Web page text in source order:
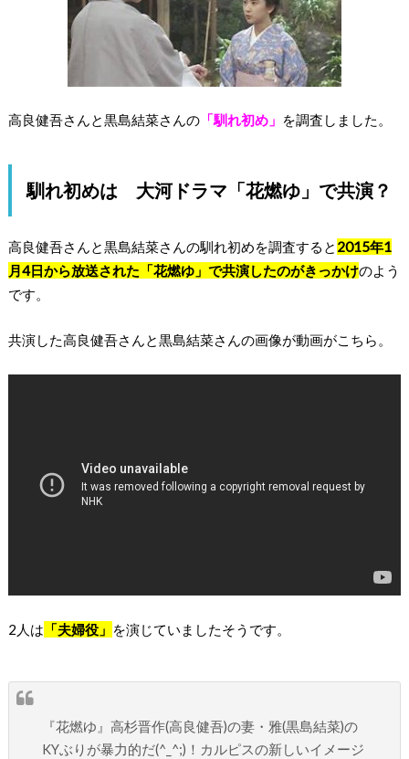
高良健吾さんと黒島結菜さんの「馴れ初め」 を調査しました。
馴れ初めは 大河ドラマ「花燃ゆ」で共演？
高良健吾さんと黒島結菜さんの馴れ初めを調査すると 2015年1
月4日から放送された「花燃ゆ」で共演したのがきっかけのよう
です。
共演した高良健吾さんと黒島結菜さんの画像が動画がこちら。
2人は 「夫婦役」 を演じていましたそうです。
『花燃ゆ』高杉晋作(高良健吾)の妻・雅(黒島結菜)の
KYぶりが暴力的だ(^_^;)！カルピスの新しいイメージ